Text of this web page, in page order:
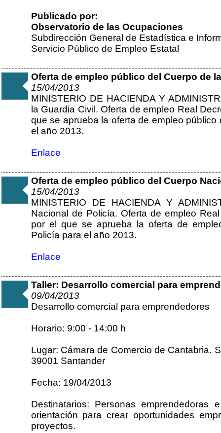
Publicado por:
Observatorio de las Ocupaciones
Subdirección General de Estadística e
Servicio Público de Empleo Estatal
Oferta de empleo público del Cuerpo de
15/04/2013
MINISTERIO DE HACIENDA Y
la Guardia Civil. Oferta de empleo Real
que se aprueba la oferta de empleo
el año 2013.
Enlace
Oferta de empleo público del Cuerpo
15/04/2013
MINISTERIO DE HACIENDA Y
Nacional de Policía. Oferta de empleo
por el que se aprueba la oferta de
Policía para el año 2013.
Enlace
Taller: Desarrollo comercial para
09/04/2013
Desarrollo comercial para emprendedores
Horario: 9:00 - 14:00 h
Lugar: Cámara de Comercio de Cantabria.
39001 Santander
Fecha: 19/04/2013
Destinatarios: Personas emprendedoras
orientación para crear oportunidades
proyectos.